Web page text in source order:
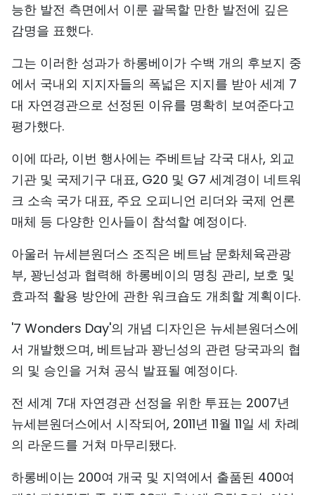
능한 발전 측면에서 이룬 괄목할 만한 발전에 깊은
감명을 표했다.
그는 이러한 성과가 하롱베이가 수백 개의 후보지 중
에서 국내외 지지자들의 폭넓은 지지를 받아 세계 7
대 자연경관으로 선정된 이유를 명확히 보여준다고
평가했다.
이에 따라, 이번 행사에는 주베트남 각국 대사, 외교
기관 및 국제기구 대표, G20 및 G7 세계경이 네트워
크 소속 국가 대표, 주요 오피니언 리더와 국제 언론
매체 등 다양한 인사들이 참석할 예정이다.
아울러 뉴세븐원더스 조직은 베트남 문화체육관광
부, 꽝닌성과 협력해 하롱베이의 명칭 관리, 보호 및
효과적 활용 방안에 관한 워크숍도 개최할 계획이다.
'7 Wonders Day'의 개념 디자인은 뉴세븐원더스에
서 개발했으며, 베트남과 꽝닌성의 관련 당국과의 협
의 및 승인을 거쳐 공식 발표될 예정이다.
전 세계 7대 자연경관 선정을 위한 투표는 2007년
뉴세븐원더스에서 시작되어, 2011년 11월 11일 세 차례
의 라운드를 거쳐 마무리됐다.
하롱베이는 200여 개국 및 지역에서 출품된 400여